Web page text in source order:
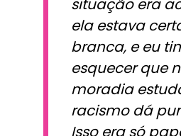
situação era
ela estava
branca, e eu
esquecer que
moradia
racismo dá
Isso era só